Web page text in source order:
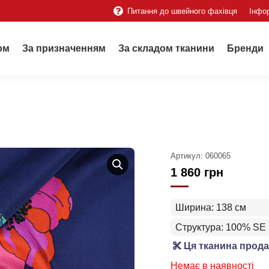
Питання до швейного фахівця
За призначенням За складом тканини Бренди
Артикул: 060065
1 860 грн
Ширина: 138 см
Структура: 100% SE
Ця тканина
Немає в наявності